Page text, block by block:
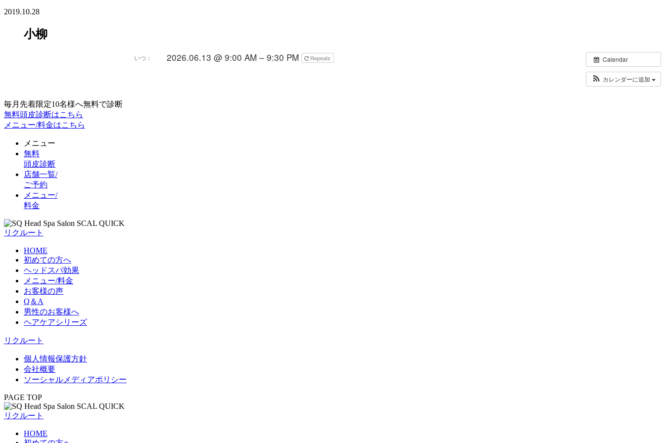
2019.10.28
小柳
Calendar
カレンダーに追加
いつ： 2026.06.13 @ 9:00 AM – 9:30 PM Repeats
毎月先着限定10名様へ無料で診断
無料頭皮診断はこちら
メニュー/料金はこちら
メニュー
無料
頭皮診断
店舗一覧/
ご予約
メニュー/
料金
リクルート
HOME
初めての方へ
ヘッドスパ効果
メニュー/料金
お客様の声
Q＆A
男性のお客様へ
ヘアケアシリーズ
リクルート
個人情報保護方針
会社概要
ソーシャルメディアポリシー
PAGE TOP
リクルート
HOME